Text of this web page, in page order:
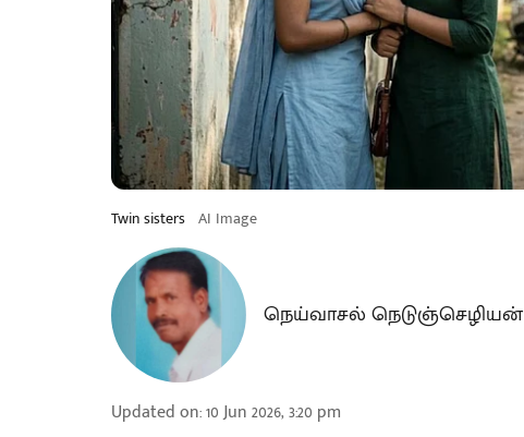
Twin sisters AI Image
நெய்வாசல் நெடுஞ்செழியன்
Updated on:10 Jun 2026, 3:20 pm